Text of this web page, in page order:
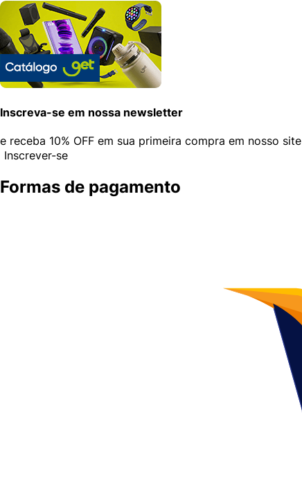
Inscreva-se em nossa newsletter
e receba 10% OFF em sua primeira compra em nosso site
Inscrever-se
Formas de pagamento